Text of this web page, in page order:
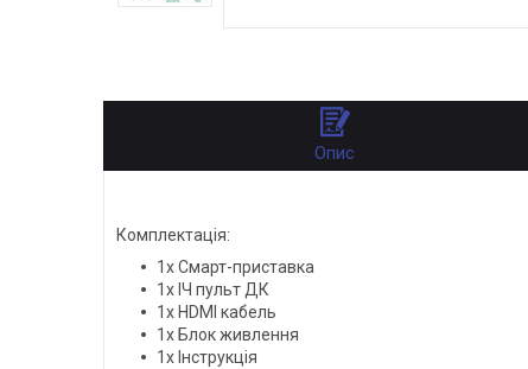
Опис
Комплектація:
1x Смарт-приставка
1x ІЧ пульт ДК
1x HDMI кабель
1x Блок живлення
1x Інструкція